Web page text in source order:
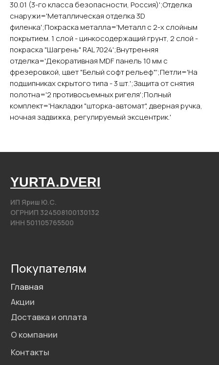
30.01 (3-го класса безопасности, Россия)';Отделка
снаружи='Металлическая отделка 3D
филенка';Покраска металла='Металл с 2-х слойным
покрытием. 1 слой - цинкосодержащий грунт, 2 слой -
покраска "Шагрень" RAL 7024';Внутренняя
отделка='Декоративная MDF панель 10 мм с
фрезеровкой, цвет "Белый софт рельеф"';Петли='На
подшипниках скрытого типа - 3 шт.';Защита от снятия
полотна='2 противосъемных ригеля';Полный
комплект='Накладки "шторка-автомат", дверная ручка,
ночная задвижка, регулируемый эксцентрик.'
Фурнитура
Арки
Межкомнатные двери
Входные двери
yurta.2020@mail.ru
Контакты
Каталог
Разработка сайта
@2020−2025. Все права защищены.